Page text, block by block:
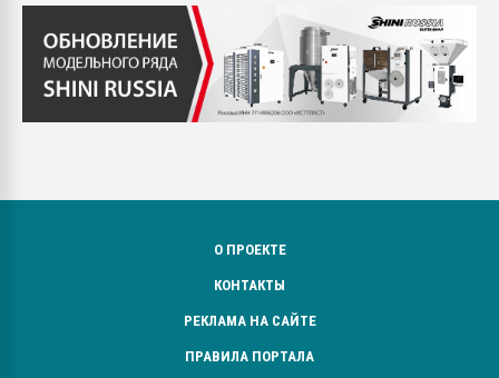
О ПРОЕКТЕ
КОНТАКТЫ
РЕКЛАМА НА САЙТЕ
ПРАВИЛА ПОРТАЛА